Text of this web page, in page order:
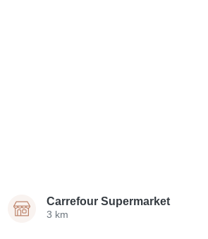
Carrefour Supermarket
3 km